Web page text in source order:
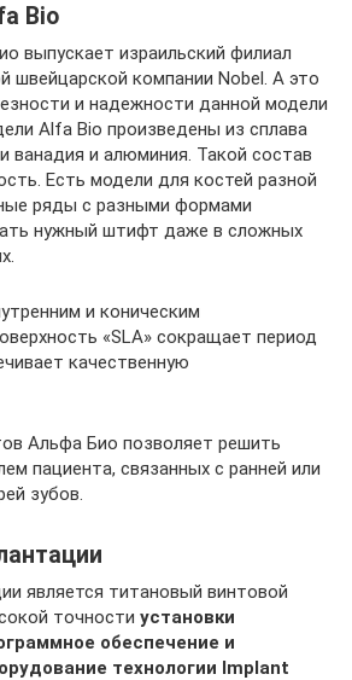
Bio
выпускает израильский филиал
швейцарской компании Nobel. А это
и надежности данной модели
Alfa Bio произведены из сплава
ванадия и алюминия. Такой состав
Есть модели для костей разной
ряды с разными формами
нужный штифт даже в сложных
и коническим
«SLA» сокращает период
качественную
Альфа Био позволяет решить
пациента, связанных с ранней или
зубов.
является титановый винтовой
точности установки
обеспечение и
технологии Implant